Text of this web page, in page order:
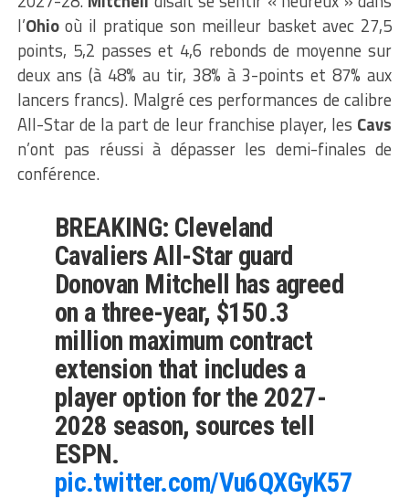
l’Ohiooù il pratique son meilleur basket avec 27,5
points, 5,2 passes et 4,6 rebonds de moyenne sur
deux ans (à 48% au tir, 38% à 3-points et 87% aux
lancers francs). Malgré ces performances de calibre
All-Star de la part de leur franchise player, les Cavs
n’ont pas réussi à dépasser les demi-finales de
conférence.
BREAKING: Cleveland
Cavaliers All-Star guard
Donovan Mitchell has agreed
on a three-year, $150.3
million maximum contract
extension that includes a
player option for the 2027-
2028 season, sources tell
ESPN.
pic.twitter.com/Vu6QXGyK57